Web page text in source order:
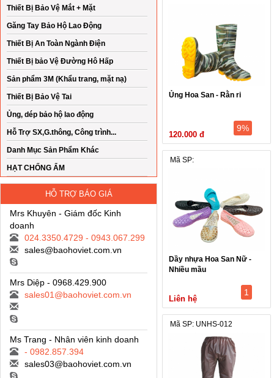
Thiết Bị Bảo Vệ Mắt + Mặt
Găng Tay Bảo Hộ Lao Động
Thiết Bị An Toàn Ngành Điện
Thiết Bị bảo Vệ Đường Hô Hấp
Sản phẩm 3M (Khẩu trang, mặt nạ)
Thiết Bị Bảo Vệ Tai
Ủng, dép bảo hộ lao động
Hỗ Trợ SX,G.thông, Công trình...
Danh Mục Sản Phẩm Khác
HẠT CHỐNG ẨM
HỖ TRỢ BÁO GIÁ
Mrs Khuyên - Giám đốc Kinh
doanh
024.3350.4729 - 0943.067.299
sales@baohoviet.com.vn
Mrs Diệp - 0968.429.900
sales01@baohoviet.com.vn
Ms Trang - Nhân viên kinh doanh
- 0982.857.394
sales03@baohoviet.com.vn
Ủng Hoa San - Rằn ri
120.000 đ
9%
Mã SP:
Dầy nhựa Hoa San Nữ -
Nhiều mầu
Liên hệ
1
Mã SP: UNHS-012